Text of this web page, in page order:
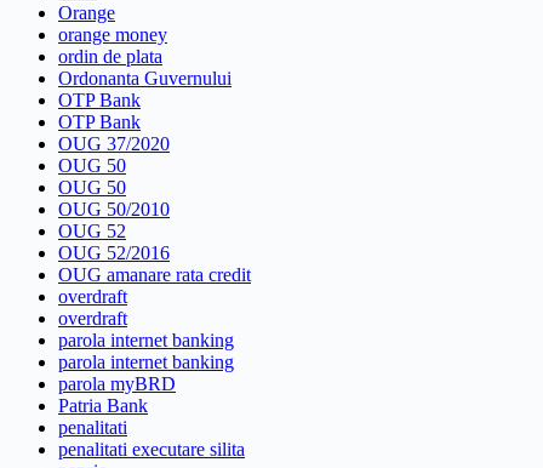
Orange
orange money
ordin de plata
Ordonanta Guvernului
OTP Bank
OTP Bank
OUG 37/2020
OUG 50
OUG 50
OUG 50/2010
OUG 52
OUG 52/2016
OUG amanare rata credit
overdraft
overdraft
parola internet banking
parola internet banking
parola myBRD
Patria Bank
penalitati
penalitati executare silita